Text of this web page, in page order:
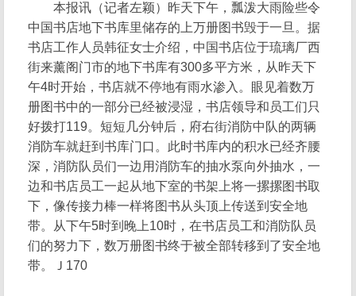
本报讯（记者左颖）昨天下午，瓢泼大雨险些令
中国书店地下书库里储存的上万册图书毁于一旦。据
书店工作人员韩征女士介绍，中国书店位于琉璃厂西
街来薰阁门市的地下书库有300多平方米，从昨天下
午4时开始，书店就不停地有雨水渗入。眼见着数万
册图书中的一部分已经被浸湿，书店领导和员工们只
好拨打119。短短几分钟后，府右街消防中队的两辆
消防车就赶到书库门口。此时书库内的积水已经齐腰
深，消防队员们一边用消防车的抽水泵向外抽水，一
边和书店员工一起从地下室的书架上将一摞摞图书取
下，像传接力棒一样将图书从头顶上传送到安全地
带。从下午5时到晚上10时，在书店员工和消防队员
们的努力下，数万册图书终于被全部转移到了安全地
带。Ｊ170